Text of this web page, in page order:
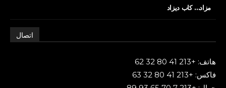
مزاد… كاب ديزاد
اتصال
هاتف: +213 41 80 32 62
فاكس: +213 41 80 32 63